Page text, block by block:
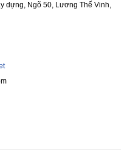
Ngõ 50, Lương Thế Vinh,